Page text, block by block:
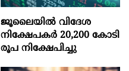
ജൂലൈയില്‍ വിദേശ
നിക്ഷേപകര്‍ 20,200 കോടി
രൂപ നിക്ഷേപിച്ചു